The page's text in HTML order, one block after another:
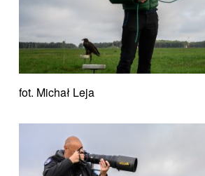
fot. Michał Leja